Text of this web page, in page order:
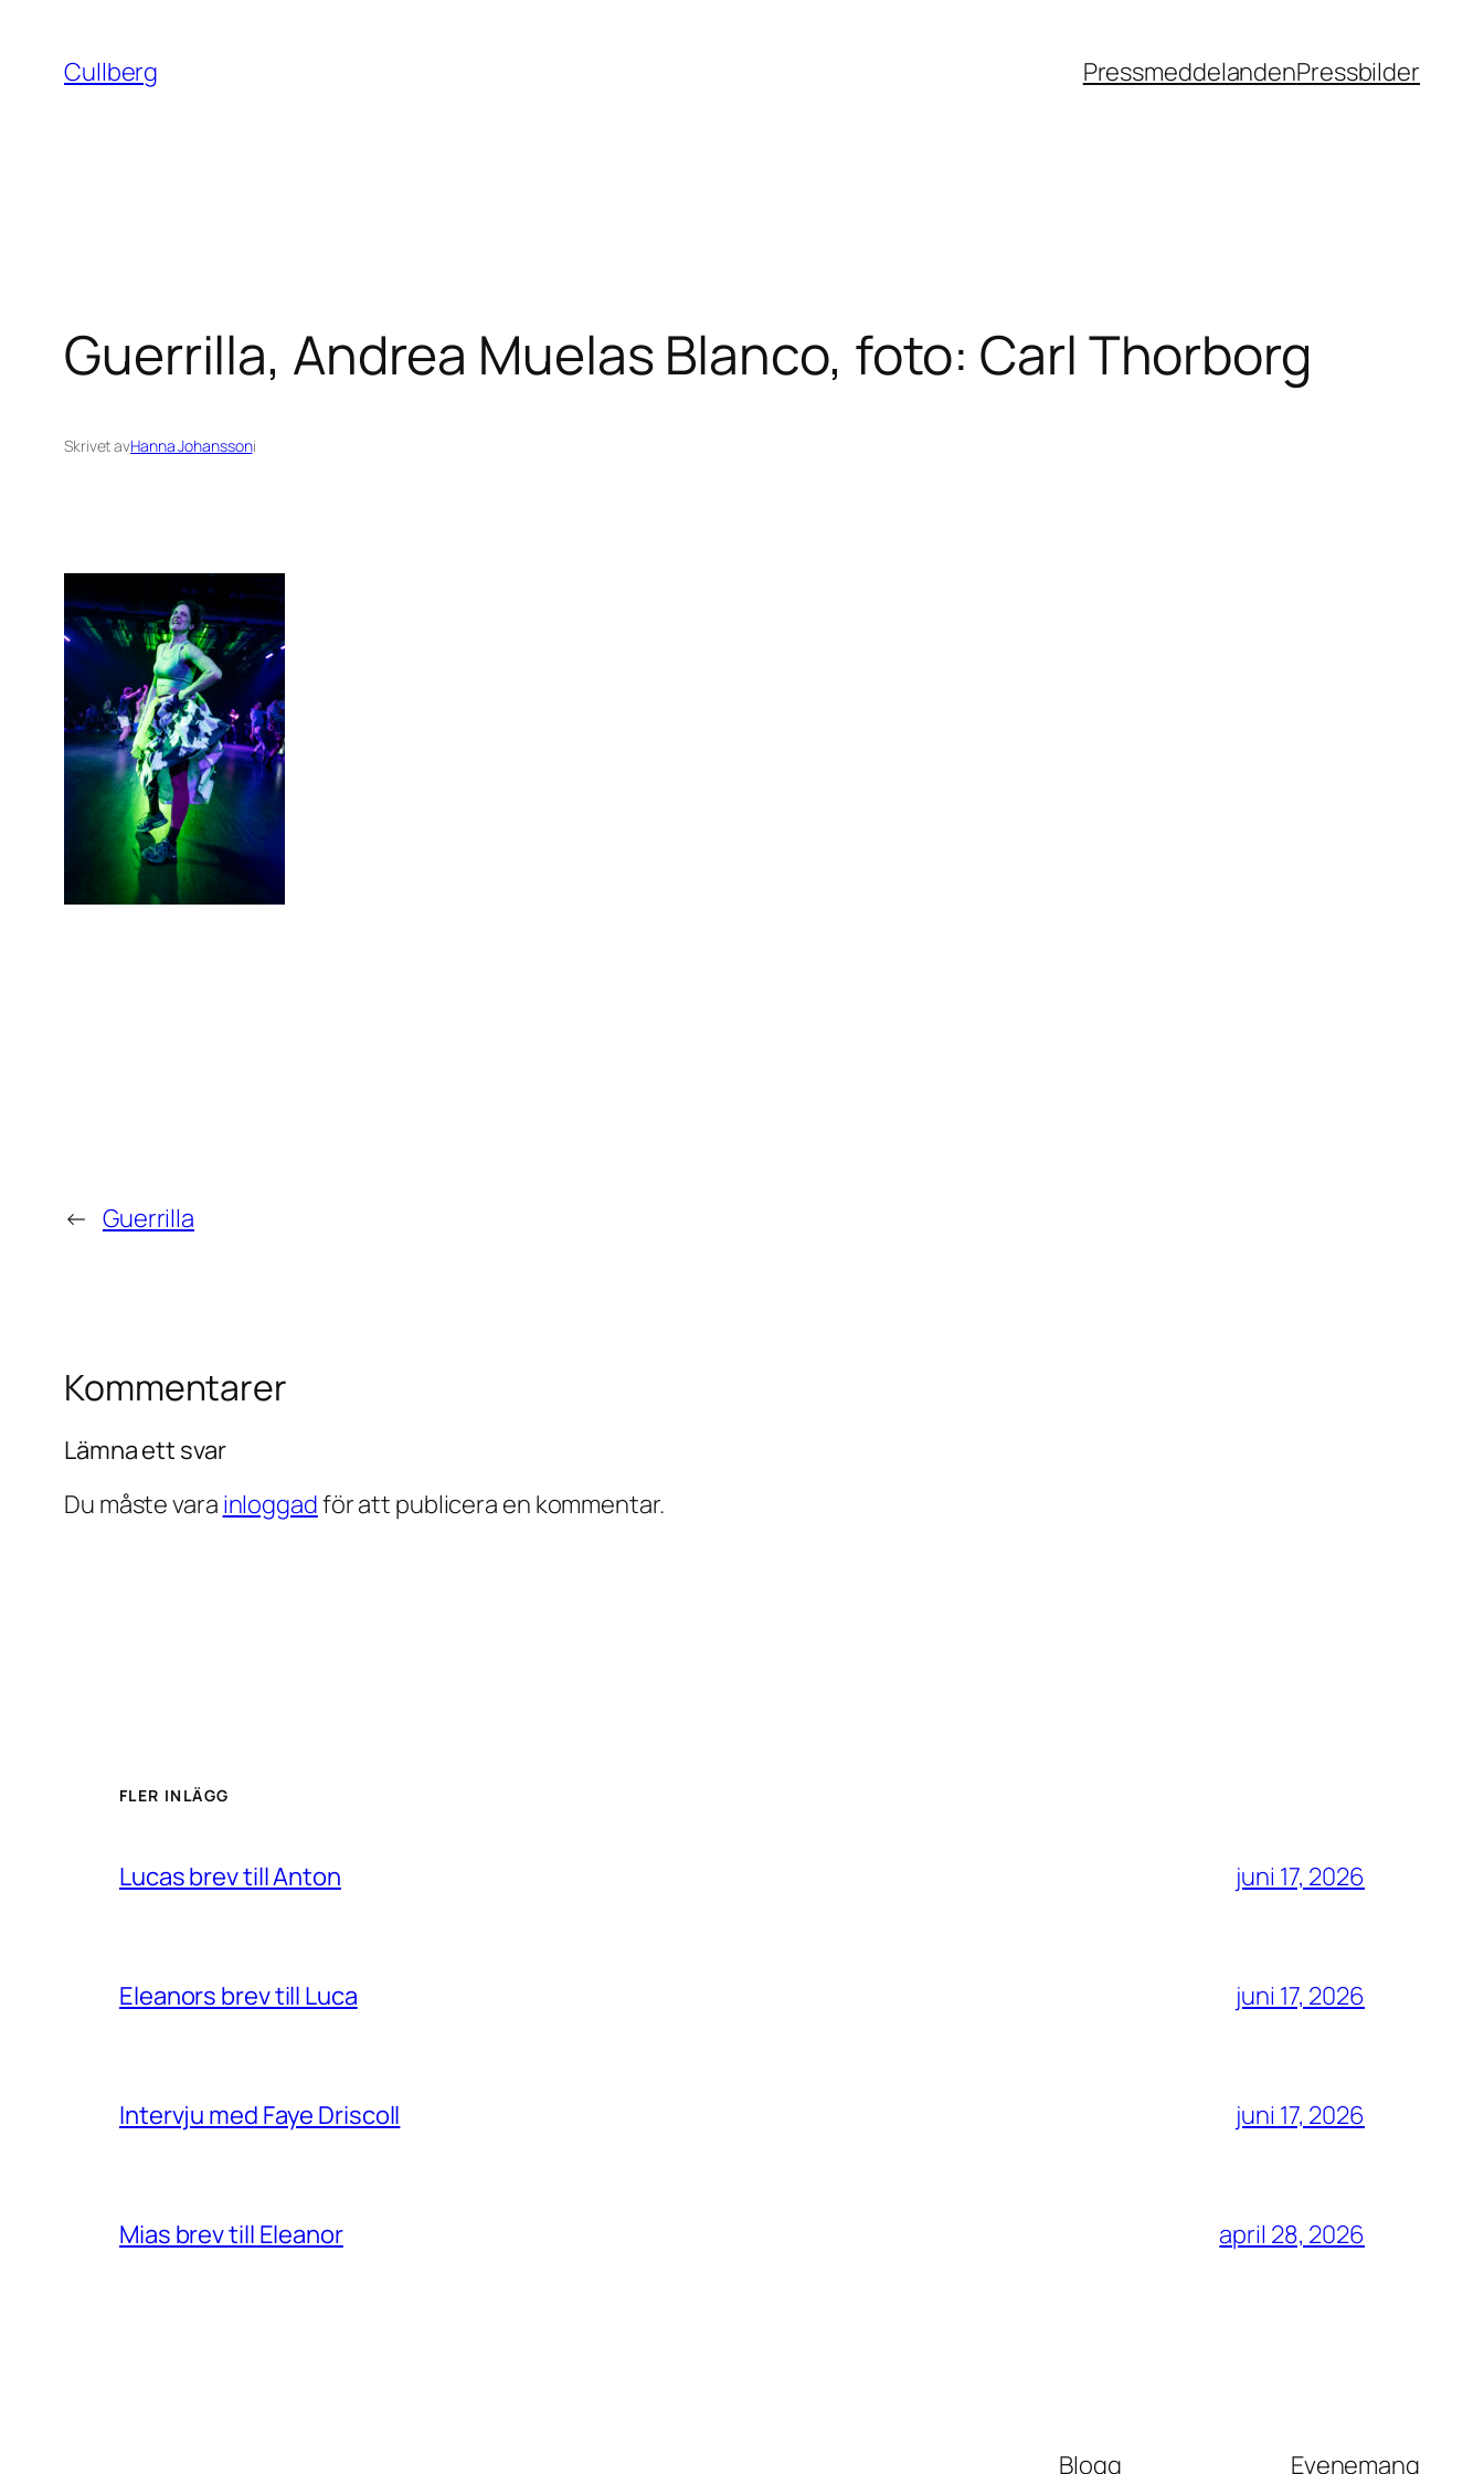
innehåll
Cullberg PressmeddelandenPressbilder
Guerrilla, Andrea Muelas Blanco, foto: Carl Thorborg
Skrivet avHanna Johanssoni
← Guerrilla
Kommentarer
Lämna ett svar
Du måste vara inloggadför att publicera en kommentar.
FLER INLÄGG
Lucas brev till Anton juni 17, 2026
Eleanors brev till Luca juni 17, 2026
Intervju med Faye Driscoll juni 17, 2026
Mias brev till Eleanor april 28, 2026
Blogg Evenemang